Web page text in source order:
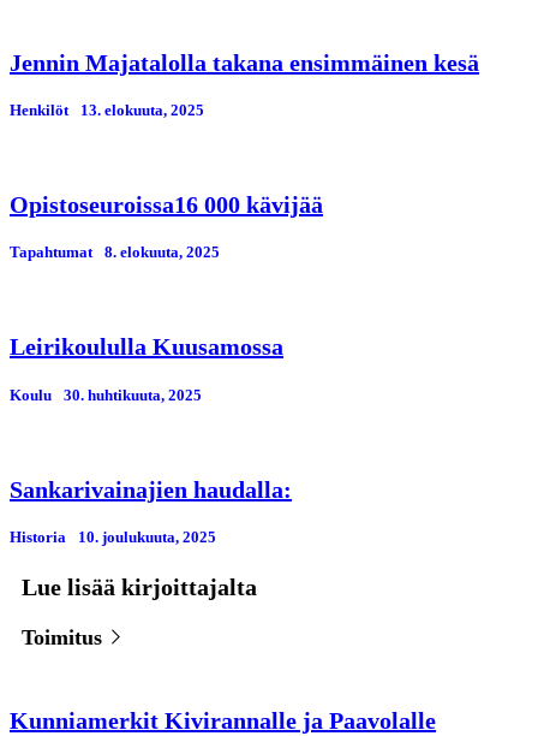
Jennin Majatalolla takana ensimmäinen kesä
Henkilöt 13. elokuuta, 2025
Opistoseuroissa16 000 kävijää
Tapahtumat 8. elokuuta, 2025
Leirikoululla Kuusamossa
Koulu 30. huhtikuuta, 2025
Sankarivainajien haudalla:
Historia 10. јoulukuuta, 2025
Lue lisää kirjoittajalta
Toimitus
Kunniamerkit Kivirannalle ja Paavolalle